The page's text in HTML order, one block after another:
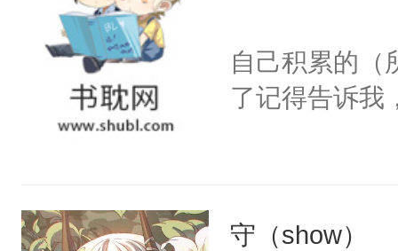
自己积累的（
了记得告诉我
守（show）